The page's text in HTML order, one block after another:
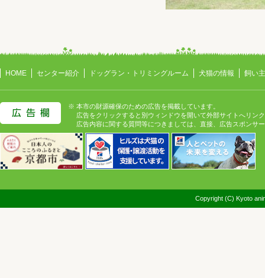
HOME センター紹介 ドッグラン・トリミングルーム 犬猫の情報 飼い
※ 本市の財源確保のための広告を掲載しています。
広告をクリックすると別ウィンドウを開いて外部サイトへリン
広告内容に関する質問等につきましては、直接、広告スポンサ
Copyright (C) Kyoto